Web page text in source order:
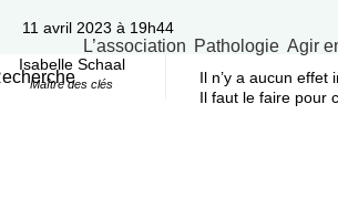
L’association Pathologie Agir
11 avril 2023 à 19h44
Isabelle Schaal
Maître des clés
Il n’y a aucun effet
Il faut le faire pour